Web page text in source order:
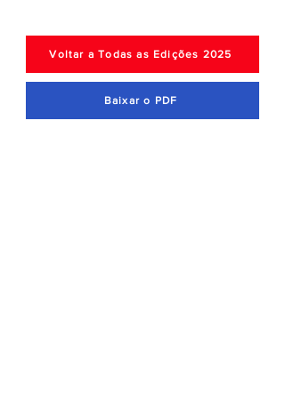
Voltar a Todas as Edições 2025
Baixar o PDF